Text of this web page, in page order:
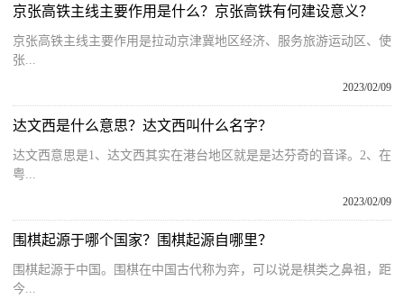
京张高铁主线主要作用是什么？京张高铁有何建设意义？
京张高铁主线主要作用是拉动京津冀地区经济、服务旅游运动区、使
张...
2023/02/09
达文西是什么意思？达文西叫什么名字？
达文西意思是1、达文西其实在港台地区就是是达芬奇的音译。2、在
粤...
2023/02/09
围棋起源于哪个国家？围棋起源自哪里？
围棋起源于中国。围棋在中国古代称为弈，可以说是棋类之鼻祖，距
今...